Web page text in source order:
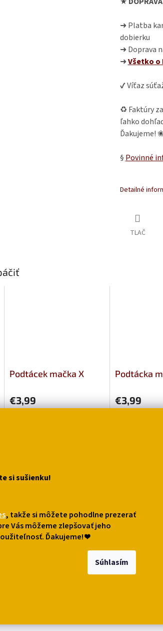
si sušienku!
, takže si môžete pohodlne prezerať
Vás môžeme zlepšovať jeho
Ďakujeme!❤
Súhlasím
➜ Platba
dobierku
➜ Doprava
➜Všetko o
✔ Víťaz
♻ Faktúry
ľahko
Ďakujeme!
§ Povinné
Detailné
TLAČ
Podtácek mačka X
€3,99
Podtácka
€3,99
s mašličkou v čiapke, krásny len tak pre
chutiť o mačací chlp lepšie! Objem 400 ml.
rúre: Áno